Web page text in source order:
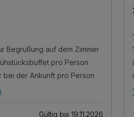
Begrüßung auf dem Zimmer
pro Person
bei der Ankunft pro Person
Gültig bis 19.11.2026